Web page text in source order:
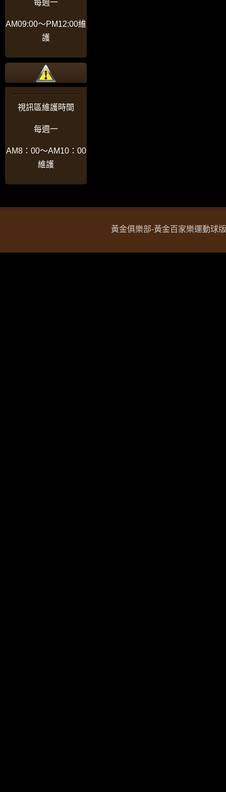
每週一
AM09:00〜PM12:00維
護
視訊區維護時間
每週一
AM8：00〜AM10：00
維護
黃金俱樂部-黃金百家樂運動球